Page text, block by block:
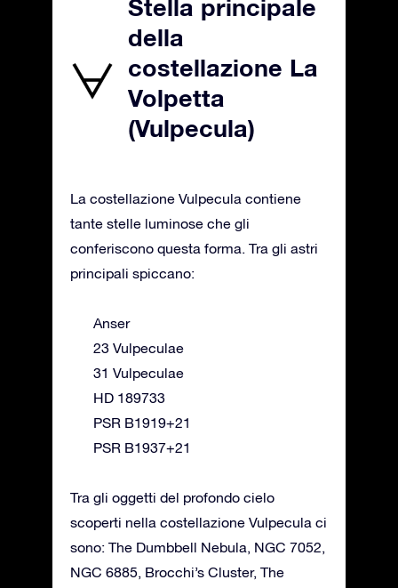
Stella principale
della
costellazione La
Volpetta
(Vulpecula)
La costellazione Vulpecula contiene
tante stelle luminose che gli
conferiscono questa forma. Tra gli astri
principali spiccano:
Anser
23 Vulpeculae
31 Vulpeculae
HD 189733
PSR B1919+21
PSR B1937+21
Tra gli oggetti del profondo cielo
scoperti nella costellazione Vulpecula ci
sono: The Dumbbell Nebula, NGC 7052,
NGC 6885, Brocchi’s Cluster, The